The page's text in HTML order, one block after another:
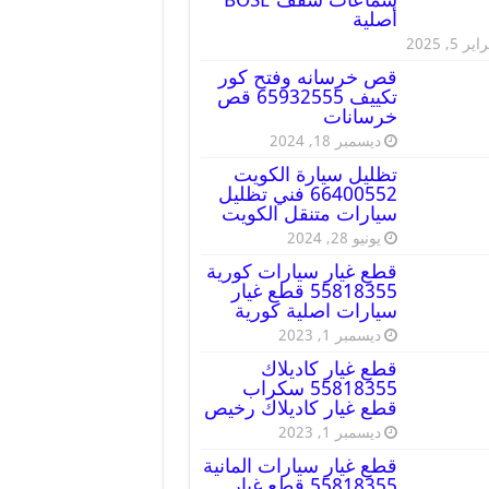
أصلية
5, 2025
قص خرسانه وفتح كور
تكييف 65932555 قص
خرسانات
ديسمبر 18, 2024
تظليل سيارة الكويت
66400552 فني تظليل
سيارات متنقل الكويت
يونيو 28, 2024
قطع غيار سيارات كورية
55818355 قطع غيار
سيارات اصلية كورية
ديسمبر 1, 2023
قطع غيار كاديلاك
55818355 سكراب
قطع غيار كاديلاك رخيص
ديسمبر 1, 2023
قطع غيار سيارات المانية